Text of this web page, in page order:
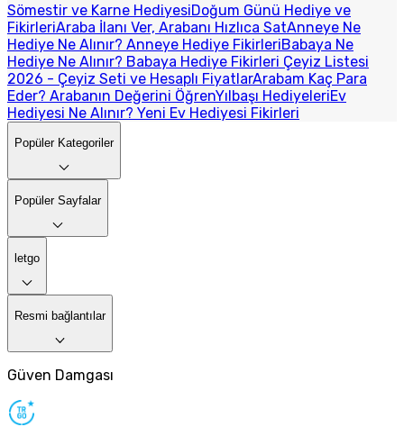
Sömestir ve Karne HediyesiDoğum Günü Hediye ve
FikirleriAraba İlanı Ver, Arabanı Hızlıca SatAnneye Ne
Hediye Ne Alınır? Anneye Hediye FikirleriBabaya Ne
Hediye Ne Alınır? Babaya Hediye Fikirleri Çeyiz Listesi
2026 - Çeyiz Seti ve Hesaplı FiyatlarArabam Kaç Para
Eder? Arabanın Değerini ÖğrenYılbaşı HediyeleriEv
Hediyesi Ne Alınır? Yeni Ev Hediyesi Fikirleri
Popüler Kategoriler
Popüler Sayfalar
letgo
Resmi bağlantılar
Güven Damgası